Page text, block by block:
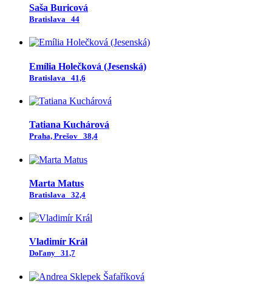
Saša Buricová
Bratislava 44
Emília Holečková (Jesenská)
Bratislava 41,6
Tatiana Kuchárová
Praha, Prešov 38,4
Marta Matus
Bratislava 32,4
Vladimír Král
Doľany 31,7